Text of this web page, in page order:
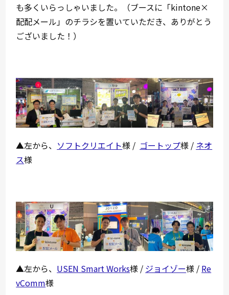
も多くいらっしゃいました。（ブースに「kintone×
配配メール」のチラシを置いていただき、ありがとう
ございました！）
▲左から、 ソフトクリエイト様 / ゴートップ様 / ネオ
ス様
▲左から、 USEN Smart Works様 / ジョイゾー様 / Re
vComm様